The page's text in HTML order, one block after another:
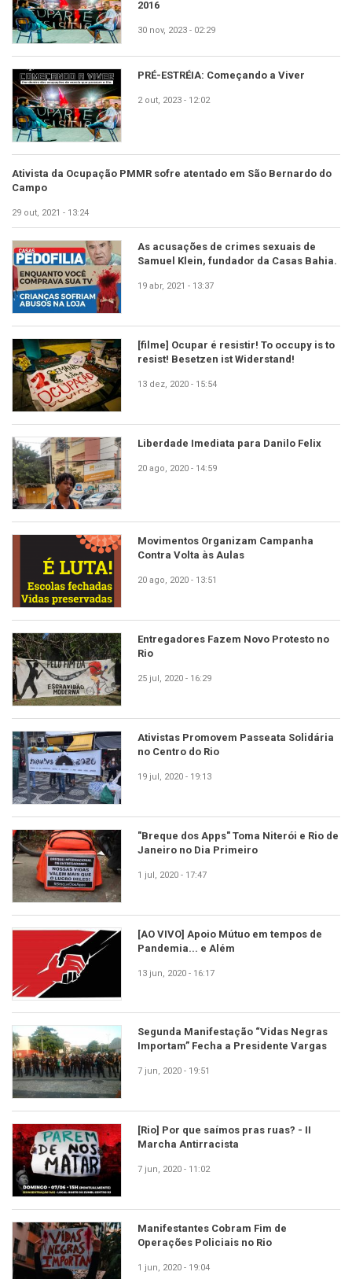
2016
30 nov, 2023 - 02:29
PRÉ-ESTRÉIA: Começando a Viver
2 out, 2023 - 12:02
Ativista da Ocupação PMMR sofre atentado em São Bernardo do
Campo
29 out, 2021 - 13:24
As acusações de crimes sexuais de
Samuel Klein, fundador da Casas Bahia.
19 abr, 2021 - 13:37
[filme] Ocupar é resistir! To occupy is to
resist! Besetzen ist Widerstand!
13 dez, 2020 - 15:54
Liberdade Imediata para Danilo Felix
20 ago, 2020 - 14:59
Movimentos Organizam Campanha
Contra Volta às Aulas
20 ago, 2020 - 13:51
Entregadores Fazem Novo Protesto no
Rio
25 jul, 2020 - 16:29
Ativistas Promovem Passeata Solidária
no Centro do Rio
19 jul, 2020 - 19:13
"Breque dos Apps" Toma Niterói e Rio de
Janeiro no Dia Primeiro
1 jul, 2020 - 17:47
[AO VIVO] Apoio Mútuo em tempos de
Pandemia... e Além
13 jun, 2020 - 16:17
Segunda Manifestação “Vidas Negras
Importam” Fecha a Presidente Vargas
7 jun, 2020 - 19:51
[Rio] Por que saímos pras ruas? - II
Marcha Antirracista
7 jun, 2020 - 11:02
Manifestantes Cobram Fim de
Operações Policiais no Rio
1 jun, 2020 - 19:04